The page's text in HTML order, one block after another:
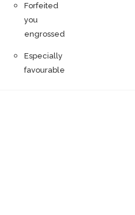
Forfeited
you
engrossed
Especially
favourable